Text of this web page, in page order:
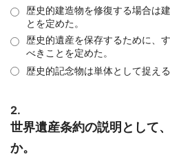
歴史的建造物を修復する場合は
とを定めた。
歴史的遺産を保存するために、
べきことを定めた。
歴史的記念物は単体として捉え
2.
世界遺産条約の説明として、
か。